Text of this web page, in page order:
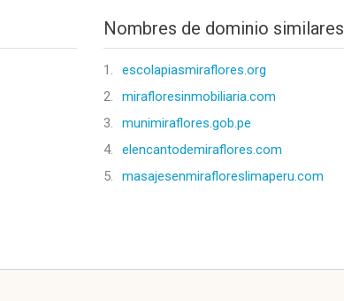
Nombres de dominio similares
1.
escolapiasmiraflores.org
2.
mirafloresinmobiliaria.com
3.
munimiraflores.gob.pe
4.
elencantodemiraflores.com
5.
masajesenmirafloreslimaperu.com